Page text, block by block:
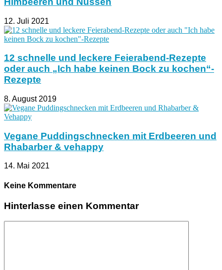
12. Juli 2021
12 schnelle und leckere Feierabend-Rezepte
oder auch „Ich habe keinen Bock zu kochen“-
Rezepte
8. August 2019
Vegane Puddingschnecken mit Erdbeeren und
Rhabarber & vehappy
14. Mai 2021
Keine Kommentare
Hinterlasse einen Kommentar